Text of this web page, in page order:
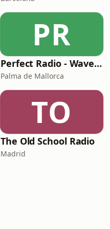
PR
Perfect Radio - Wavemusic
Palma de Mallorca
TO
The Old School Radio
Madrid